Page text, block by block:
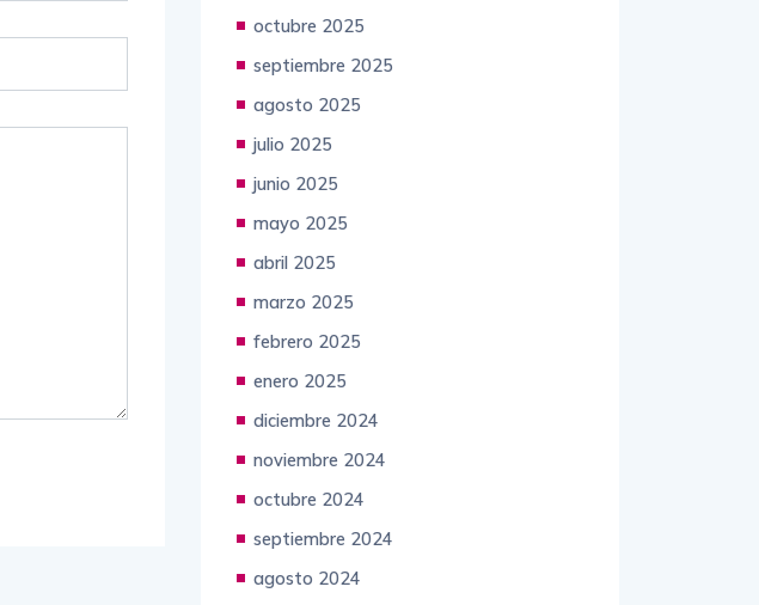
octubre 2025
septiembre 2025
agosto 2025
julio 2025
junio 2025
mayo 2025
abril 2025
marzo 2025
febrero 2025
enero 2025
diciembre 2024
noviembre 2024
octubre 2024
septiembre 2024
agosto 2024